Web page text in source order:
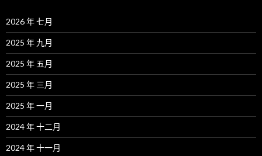
2026 年 七月
2025 年 九月
2025 年 五月
2025 年 三月
2025 年 一月
2024 年 十二月
2024 年 十一月